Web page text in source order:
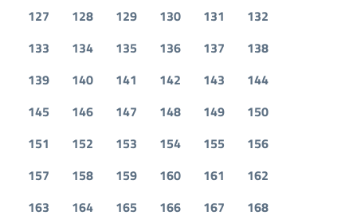
127
128 129 130 131
132
133
134 135 136 137
138
139
140 141 142 143
144
145
146 147 148 149
150
151
152 153 154 155
156
157
158 159 160 161
162
163
164 165 166 167
168